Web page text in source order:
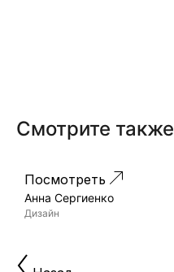
Смотрите также
Проект 268
Посмотреть
Анна Сергиенко
Дизайн